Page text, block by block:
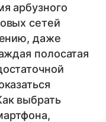
арбузного
сетей
даже
полосатая
выбрать